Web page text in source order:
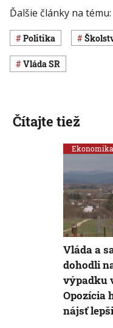
Ďalšie články na tému:
Politika
vláda SR
Čítajte tiež
Ekonomika
Vláda a
dohodli
výpadku
Opozícia
nájsť